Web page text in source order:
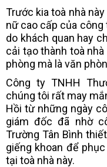
Trước kia toà nhà
nữ cao cấp của công
do khách quan hay
cải tạo thành toà
phòng mà là văn
Công ty TNHH
chúng tôi rất may
Hồi từ những ngày
giám đốc đã nhờ
Trường Tân Bình
giếng khoan để
tại toà nhà này.